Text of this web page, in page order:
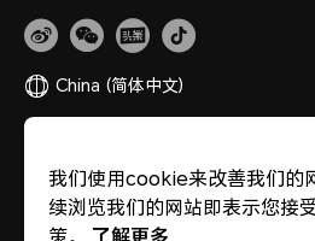
China (简体中文)
版权所有 © 荣耀终端股份有限公司 2020-
我们使用cookie来改善我们的
续浏览我们的网站即表示您接
策。
了解更多